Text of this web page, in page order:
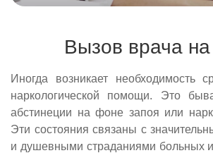
Вызов врача
Иногда возникает необходимость
наркологической помощи. Это
абстинеции на фоне запоя или
Эти состояния связаны с
и душевными страданиями больных